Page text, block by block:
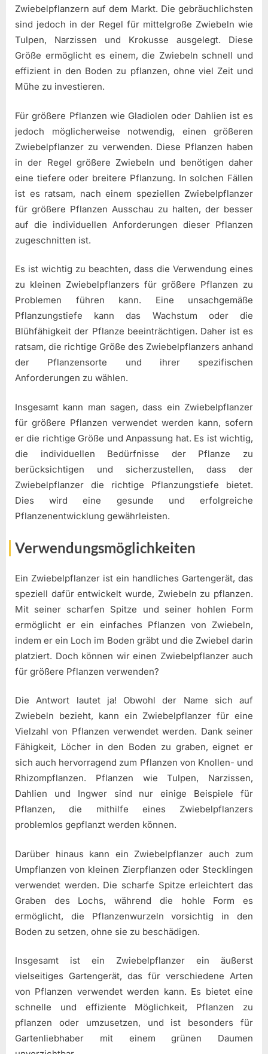
Zwiebelpflanzern auf dem Markt. Die gebräuchlichsten
sind jedoch in der Regel für mittelgroße Zwiebeln wie
Tulpen, Narzissen und Krokusse ausgelegt. Diese
Größe ermöglicht es einem, die Zwiebeln schnell und
effizient in den Boden zu pflanzen, ohne viel Zeit und
Mühe zu investieren.
Für größere Pflanzen wie Gladiolen oder Dahlien ist es
jedoch möglicherweise notwendig, einen größeren
Zwiebelpflanzer zu verwenden. Diese Pflanzen haben
in der Regel größere Zwiebeln und benötigen daher
eine tiefere oder breitere Pflanzung. In solchen Fällen
ist es ratsam, nach einem speziellen Zwiebelpflanzer
für größere Pflanzen Ausschau zu halten, der besser
auf die individuellen Anforderungen dieser Pflanzen
zugeschnitten ist.
Es ist wichtig zu beachten, dass die Verwendung eines
zu kleinen Zwiebelpflanzers für größere Pflanzen zu
Problemen führen kann. Eine unsachgemäße
Pflanzungstiefe kann das Wachstum oder die
Blühfähigkeit der Pflanze beeinträchtigen. Daher ist es
ratsam, die richtige Größe des Zwiebelpflanzers anhand
der Pflanzensorte und ihrer spezifischen
Anforderungen zu wählen.
Insgesamt kann man sagen, dass ein Zwiebelpflanzer
für größere Pflanzen verwendet werden kann, sofern
er die richtige Größe und Anpassung hat. Es ist wichtig,
die individuellen Bedürfnisse der Pflanze zu
berücksichtigen und sicherzustellen, dass der
Zwiebelpflanzer die richtige Pflanzungstiefe bietet.
Dies wird eine gesunde und erfolgreiche
Pflanzenentwicklung gewährleisten.
Verwendungsmöglichkeiten
Ein Zwiebelpflanzer ist ein handliches Gartengerät, das
speziell dafür entwickelt wurde, Zwiebeln zu pflanzen.
Mit seiner scharfen Spitze und seiner hohlen Form
ermöglicht er ein einfaches Pflanzen von Zwiebeln,
indem er ein Loch im Boden gräbt und die Zwiebel darin
platziert. Doch können wir einen Zwiebelpflanzer auch
für größere Pflanzen verwenden?
Die Antwort lautet ja! Obwohl der Name sich auf
Zwiebeln bezieht, kann ein Zwiebelpflanzer für eine
Vielzahl von Pflanzen verwendet werden. Dank seiner
Fähigkeit, Löcher in den Boden zu graben, eignet er
sich auch hervorragend zum Pflanzen von Knollen- und
Rhizompflanzen. Pflanzen wie Tulpen, Narzissen,
Dahlien und Ingwer sind nur einige Beispiele für
Pflanzen, die mithilfe eines Zwiebelpflanzers
problemlos gepflanzt werden können.
Darüber hinaus kann ein Zwiebelpflanzer auch zum
Umpflanzen von kleinen Zierpflanzen oder Stecklingen
verwendet werden. Die scharfe Spitze erleichtert das
Graben des Lochs, während die hohle Form es
ermöglicht, die Pflanzenwurzeln vorsichtig in den
Boden zu setzen, ohne sie zu beschädigen.
Insgesamt ist ein Zwiebelpflanzer ein äußerst
vielseitiges Gartengerät, das für verschiedene Arten
von Pflanzen verwendet werden kann. Es bietet eine
schnelle und effiziente Möglichkeit, Pflanzen zu
pflanzen oder umzusetzen, und ist besonders für
Gartenliebhaber mit einem grünen Daumen